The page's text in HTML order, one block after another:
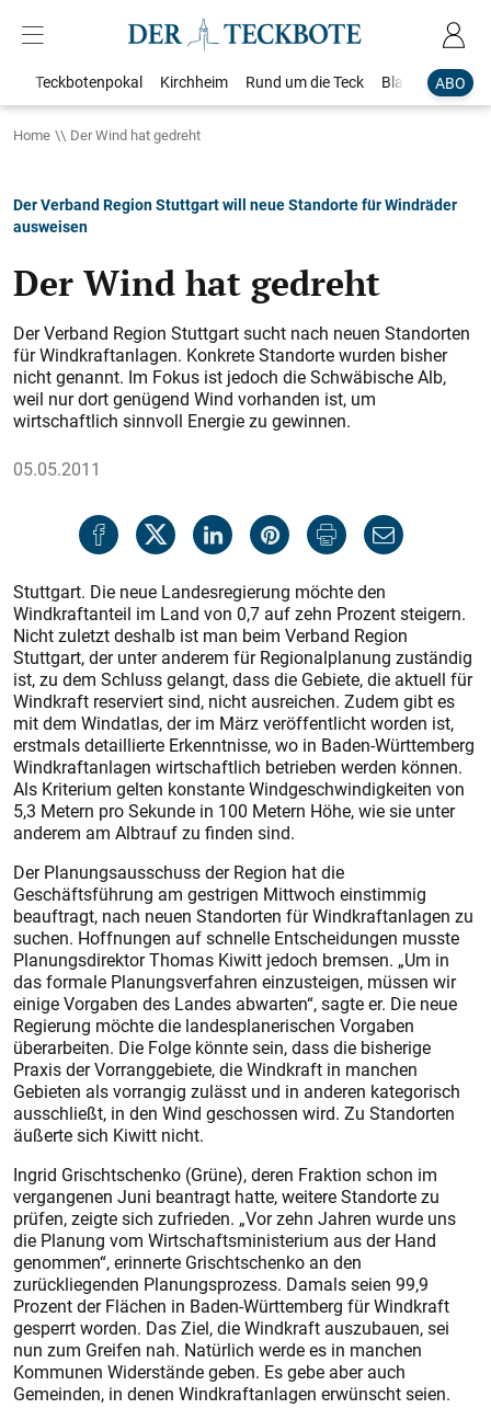
ABO
Teckbotenpokal Kirchheim Rund um die Teck Blaulicht
Home Der Wind hat gedreht
Der Verband Region Stuttgart will neue Standorte für Windräder
ausweisen
Der Wind hat gedreht
Der Verband Region Stuttgart sucht nach neuen Standorten
für Windkraftanlagen. Konkrete Standorte wurden bisher
nicht genannt. Im Fokus ist jedoch die Schwäbische Alb,
weil nur dort genügend Wind vorhanden ist, um
wirtschaftlich sinnvoll Energie zu gewinnen.
05.05.2011
Stuttgart. Die neue Landesregierung möchte den
Windkraftanteil im Land von 0,7 auf zehn Prozent steigern.
Nicht zuletzt deshalb ist man beim Verband Region
Stuttgart, der unter anderem für Regionalplanung zuständig
ist, zu dem Schluss gelangt, dass die Gebiete, die aktuell für
Windkraft reserviert sind, nicht ausreichen. Zudem gibt es
mit dem Windatlas, der im März veröffent­licht worden ist,
erstmals detaillierte Erkenntnisse, wo in Baden-Würt­temberg
Windkraftanlagen wirtschaftlich betrieben werden können.
Als Kriterium gelten konstante Windgeschwindigkeiten von
5,3 Metern pro Sekunde in 100 Metern Höhe, wie sie unter
anderem am Albtrauf zu finden sind.
Der Planungsausschuss der Region hat die
Geschäftsführung am gestrigen Mittwoch einstimmig
beauftragt, nach neuen Standorten für Windkraftanlagen zu
suchen. Hoffnungen auf schnelle Entscheidungen musste
Planungsdirektor Thomas Kiwitt jedoch bremsen. „Um in
das formale Planungsverfahren einzusteigen, müssen wir
einige Vorgaben des Landes abwarten“, sagte er. Die neue
Regierung möchte die landesplanerischen Vorgaben
überarbeiten. Die Folge könnte sein, dass die bisherige
Praxis der Vorranggebiete, die Windkraft in manchen
Gebieten als vorrangig zulässt und in anderen kategorisch
ausschließt, in den Wind geschossen wird. Zu Standorten
äußerte sich Kiwitt nicht.
Ingrid Grischtschenko (Grüne), deren Fraktion schon im
vergangenen Juni beantragt hatte, weitere Standorte zu
prüfen, zeigte sich zufrieden. „Vor zehn Jahren wurde uns
die Planung vom Wirtschaftsministerium aus der Hand
genommen“, erinnerte Grischtschenko an den
zurückliegenden Planungsprozess. Damals seien 99,9
Prozent der Flächen in Baden-Württemberg für Windkraft
gesperrt worden. Das Ziel, die Windkraft auszubauen, sei
nun zum Greifen nah. Natürlich werde es in manchen
Kommunen Widerstände geben. Es gebe aber auch
Gemeinden, in denen Windkraftanlagen erwünscht seien.